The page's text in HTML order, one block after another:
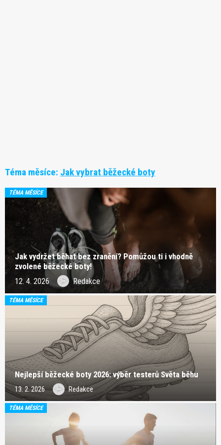
Téma měsíce: Jak vybrat běžecké boty
TÉMA MĚSÍCE
Jak vydržet běhat bez zranění? Pomůžou ti i vhodně
zvolené běžecké boty!
12. 4. 2026 Redakce
TÉMA MĚSÍCE
Nejlepší běžecké boty 2026: výběr testerů Světa běhu
13. 2. 2026 Redakce
TÉMA MĚSÍCE